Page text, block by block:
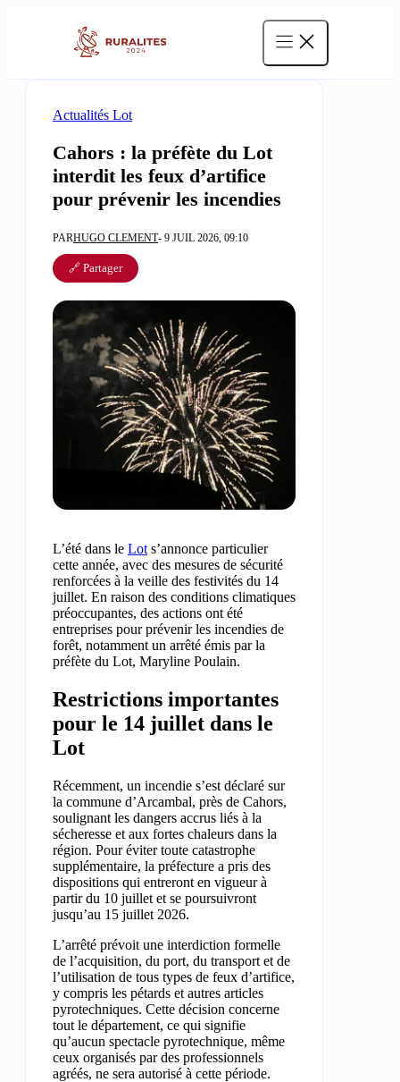
Actualités Lot
Cahors : la préfète du Lot
interdit les feux d’artifice
pour prévenir les incendies
PARHUGO CLEMENT- 9 JUIL 2026, 09:10
🔗 Partager
L’été dans le Lot s’annonce particulier
cette année, avec des mesures de sécurité
renforcées à la veille des festivités du 14
juillet. En raison des conditions climatiques
préoccupantes, des actions ont été
entreprises pour prévenir les incendies de
forêt, notamment un arrêté émis par la
préfète du Lot, Maryline Poulain.
Restrictions importantes
pour le 14 juillet dans le
Lot
Récemment, un incendie s’est déclaré sur
la commune d’Arcambal, près de Cahors,
soulignant les dangers accrus liés à la
sécheresse et aux fortes chaleurs dans la
région. Pour éviter toute catastrophe
supplémentaire, la préfecture a pris des
dispositions qui entreront en vigueur à
partir du 10 juillet et se poursuivront
jusqu’au 15 juillet 2026.
L’arrêté prévoit une interdiction formelle
de l’acquisition, du port, du transport et de
l’utilisation de tous types de feux d’artifice,
y compris les pétards et autres articles
pyrotechniques. Cette décision concerne
tout le département, ce qui signifie
qu’aucun spectacle pyrotechnique, même
ceux organisés par des professionnels
agréés, ne sera autorisé à cette période.